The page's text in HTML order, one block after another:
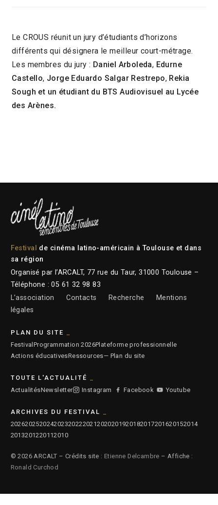
Le CROUS réunit un jury d’étudiants d’horizons
différents qui désignera le meilleur court-métrage.
Les membres du jury : Daniel Arboleda, Edurne
Castello, Jorge Eduardo Salgar Restrepo, Rekia
Sough et un étudiant du BTS Audiovisuel au Lycée
des Arènes.
Festival
de cinéma latino-américain à Toulouse et dans
sa région
Organisé par l’ARCALT, 77 rue du Taur, 31000 Toulouse –
Téléphone : 05 61 32 98 83
L’association
Contacts Recherche
Mentions
légales
PLAN DU SITE
Festival Programmation 2026Plateforme professionnelle
Actions éducativesRessources— Plan du site
TOUTE L'ACTUALITÉ
ActualitésNewsletter Instagram Facebook Youtube
ARCHIVES DU FESTIVAL
2026202520242023202220212020201920182017201620152014
2013201220112010
© 2026 ARCALT – Crédits site : Etienne Delcambre – Affiche :
Ronald Curchod